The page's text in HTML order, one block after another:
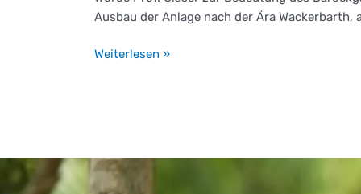
Ausbau der Anlage nach der Ära
Weiterlesen »